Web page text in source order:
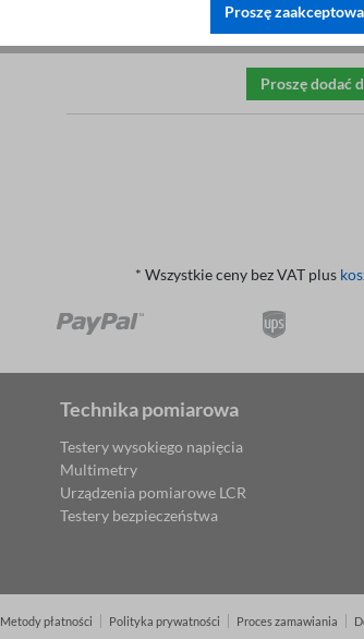
Proszę dodać
* Wszystkie ceny bez VAT plus
Technika pomiarowa
Testery wysokiego napięcia
Multimetry
Urządzenia pomiarowe LCR
Testery bezpieczeństwa
Metody płatności Polityka prywatności Proces zamawiania
Proszę